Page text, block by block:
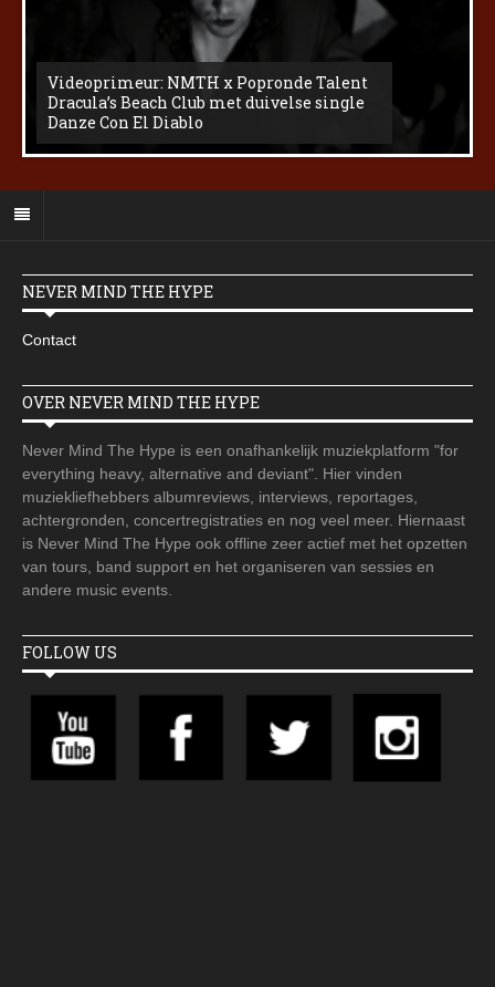
Videoprimeur: NMTH x Popronde Talent
Dracula’s Beach Club met duivelse single
Danze Con El Diablo
NEVER MIND THE HYPE
Contact
OVER NEVER MIND THE HYPE
Never Mind The Hype is een onafhankelijk muziekplatform "for
everything heavy, alternative and deviant". Hier vinden
muziekliefhebbers albumreviews, interviews, reportages,
achtergronden, concertregistraties en nog veel meer. Hiernaast
is Never Mind The Hype ook offline zeer actief met het opzetten
van tours, band support en het organiseren van sessies en
andere music events.
FOLLOW US